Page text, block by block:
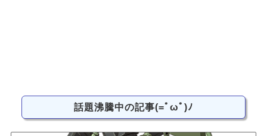
話題沸騰中の記事(=ﾟωﾟ)ﾉ